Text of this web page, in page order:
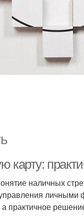
карту:
наличных
практичное